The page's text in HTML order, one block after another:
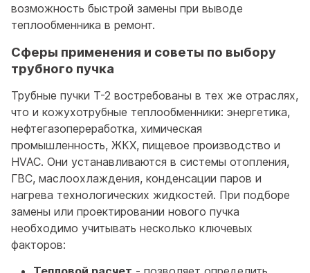
возможность быстрой замены при выводе
теплообменника в ремонт.
Сферы применения и советы по выбору
трубного пучка
Трубные пучки Т-2 востребованы в тех же отраслях,
что и кожухотрубные теплообменники: энергетика,
нефтегазопереработка, химическая
промышленность, ЖКХ, пищевое производство и
HVAC. Они устанавливаются в системы отопления,
ГВС, маслоохлаждения, конденсации паров и
нагрева технологических жидкостей. При подборе
замены или проектировании нового пучка
необходимо учитывать несколько ключевых
факторов: